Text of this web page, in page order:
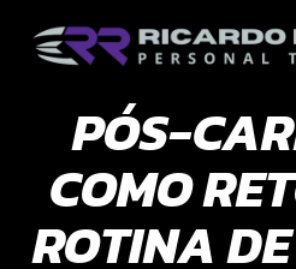
PÓS-
COMO
ROTINA